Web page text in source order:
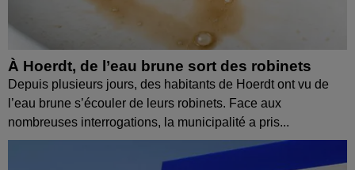
À Hoerdt, de l’eau brune sort des robinets
Depuis plusieurs jours, des habitants de Hoerdt ont vu de
l’eau brune s’écouler de leurs robinets. Face aux
nombreuses interrogations, la municipalité a pris...